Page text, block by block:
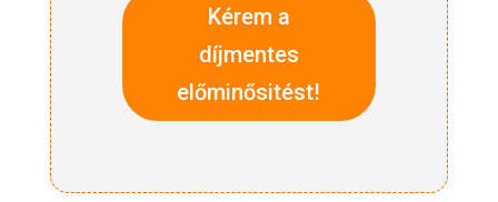
Kérem a
díjmentes
előminősitést!